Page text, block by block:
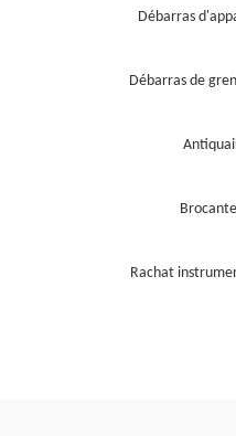
Débarras
Débarras de
Rachat